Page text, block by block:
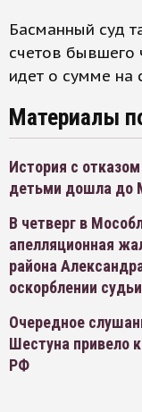
Басманный суд
счетов бывшего
идет о сумме на
Материалы
История с
детьми дошла до
В четверг в
апелляционная
района
оскорблении судьи
Очередное
Шестуна привело
РФ